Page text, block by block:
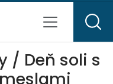
/ Deň soli s